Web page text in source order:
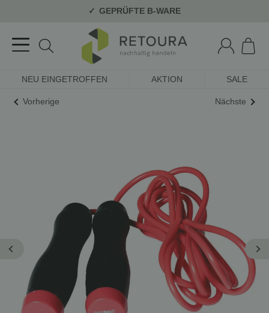
GEPRÜFTE B-WARE
NEU EINGETROFFEN AKTION SALE
Vorherige Nächste